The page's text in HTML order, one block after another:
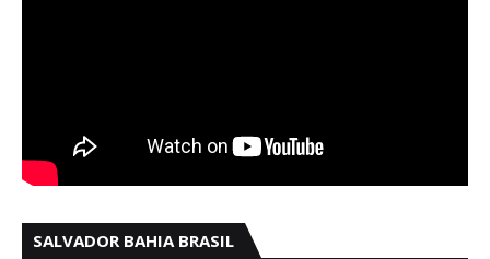
SALVADOR BAHIA BRASIL